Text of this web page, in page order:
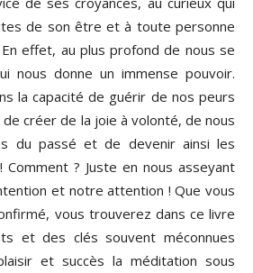
de son être et à toute personne
effet, au plus profond de nous se
nous donne un immense pouvoir.
la capacité de guérir de nos peurs
créer de la joie à volonté, de nous
du passé et de devenir ainsi les
Comment ? Juste en nous asseyant
et notre attention ! Que vous
vous trouverez dans ce livre
et des clés souvent méconnues
et succès la méditation sous